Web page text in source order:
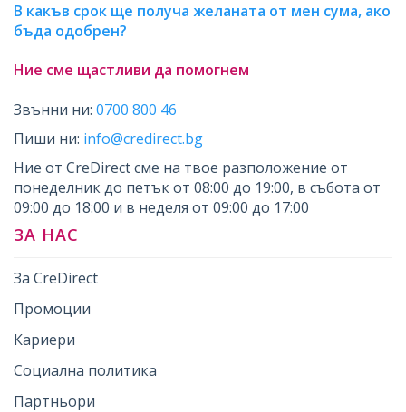
В какъв срок ще получа желаната от мен сума, ако
бъда одобрен?
Ние сме щастливи да помогнем
Звънни ни: 0700 800 46
Пиши ни: info@credirect.bg
Ние от CreDirect сме на твое разположение от
понеделник до петък от 08:00 до 19:00, в събота от
09:00 до 18:00 и в неделя от 09:00 до 17:00
ЗА НАС
За CreDirect
Промоции
Кариери
Социална политика
Партньори